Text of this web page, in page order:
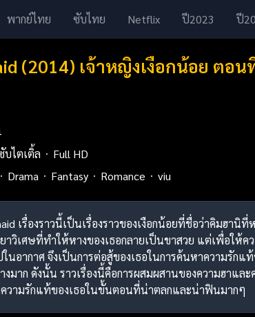
พากย์ไทย ซับไทย Netflix ปี2023 ปี
(2014) เจ้าหญิงเงือกน้อย ตอ
บไตเติ้ล
Full HD
Drama Fantasy Romance viu
เรื่องราวนี้เป็นเรื่องราวของเงือกน้อยที่ชื่อว่าคิมฮ
าวิเศษที่ทำให้หางของเธอกลายเป็นขาสวย แต่เพื่อให้
นอากาศ จึงเป็นการต่อสู้ของเธอในการค้นหาความรัก
มาก ดังนั้น ราวเรื่องนี้คือการผสมผสานของความฮาแ
วามรักแท้ของเธอในขั้นตอนที่น่าตลกและน่าฟินมากๆ